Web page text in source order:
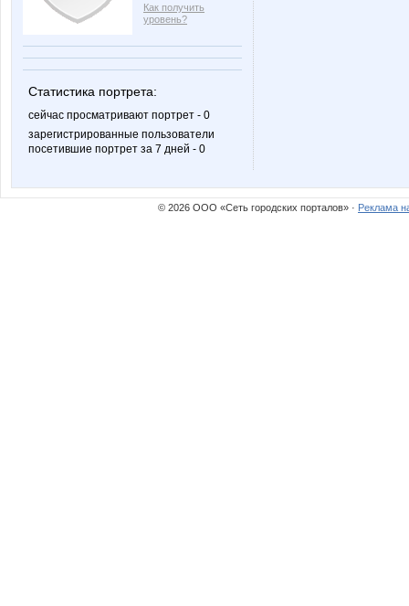
Как получить
уровень?
Статистика портрета:
сейчас просматривают портрет - 0
зарегистрированные пользователи
посетившие портрет за 7 дней - 0
© 2026 ООО «Сеть городских порталов» · Реклама